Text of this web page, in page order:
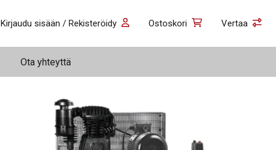
Kirjaudu sisään / Rekisteröidy Ostoskori Vertaa
Ota yhteyttä